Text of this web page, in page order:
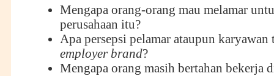
Mengapa orang-orang mau melamar
perusahaan itu?
Apa persepsi pelamar ataupun karyawan
employer brand?
Mengapa orang masih bertahan bekerja